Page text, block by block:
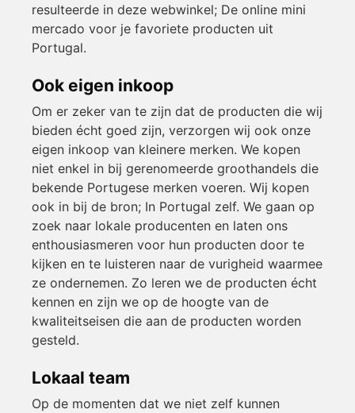
resulteerde in deze webwinkel; De online mini
mercado voor je favoriete producten uit
Portugal.
Ook eigen inkoop
Om er zeker van te zijn dat de producten die wij
bieden écht goed zijn, verzorgen wij ook onze
eigen inkoop van kleinere merken. We kopen
niet enkel in bij gerenomeerde groothandels die
bekende Portugese merken voeren. Wij kopen
ook in bij de bron; In Portugal zelf. We gaan op
zoek naar lokale producenten en laten ons
enthousiasmeren voor hun producten door te
kijken en te luisteren naar de vurigheid waarmee
ze ondernemen. Zo leren we de producten écht
kennen en zijn we op de hoogte van de
kwaliteitseisen die aan de producten worden
gesteld.
Lokaal team
Op de momenten dat we niet zelf kunnen